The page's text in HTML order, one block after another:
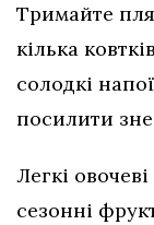
Тримайте
кілька
солодкі
посилити
Легкі
сезонні